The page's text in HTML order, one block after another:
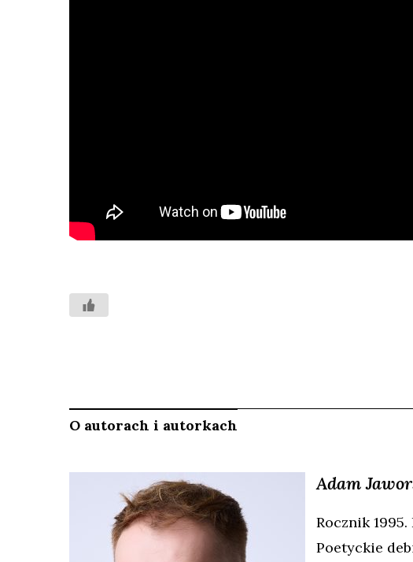
O autorach i autorkach
Adam
Rocznik
Poetyckie